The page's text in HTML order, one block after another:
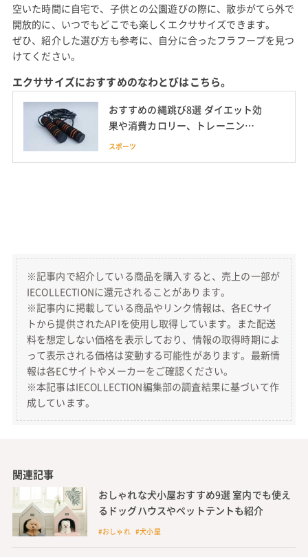
空いた時間に自宅で、子供との公園遊びの際に、散歩がてら外で
開放的に、いつでもどこでも楽しくエクササイズできます。
ぜひ、紹介した選び方も参考に、自分に合ったフラフープを見つ
けてください。
エクササイズにおすすめのなわとびはこちら。
おすすめの縄跳び8選 ダイエット効
果や消費カロリー、トレーニング
方法も紹介
スポーツ
※記事内で紹介している商品を購入すると、売上の一部が
IECOLLECTIONに還元されることがあります。
※記事内に掲載している商品やリンク情報は、各ECサイ
トから提供されたAPIを使用し取得しています。また配送
料を想定しない価格を表示しており、情報の取得時期によ
って表示される価格は変動する可能性があります。最新情
報は各ECサイトやメーカーをご確認ください。
※本記事はIECOLLECTION編集部の調査結果に基づいて作
成しています。
関連記事
おしゃれな犬小屋おすすめ9選 室内でも使え
るドッグハウスやペットテントも紹介
#おしゃれ #犬小屋